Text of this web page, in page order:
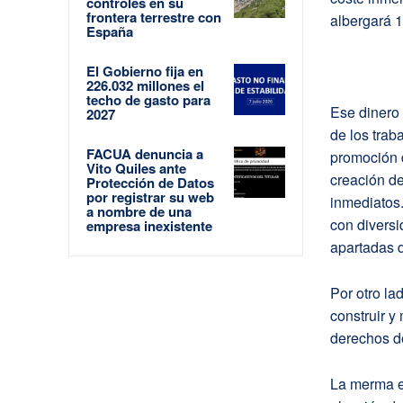
frontera terrestre con
España
El Gobierno fija en
226.032 millones el
techo de gasto para
2027
FACUA denuncia a
Vito Quiles ante
Protección de Datos
por registrar su web
a nombre de una
empresa inexistente
albergará
Ese
de los
promoción
creación
con
apartadas
Por otro
construir y
derechos
La merma